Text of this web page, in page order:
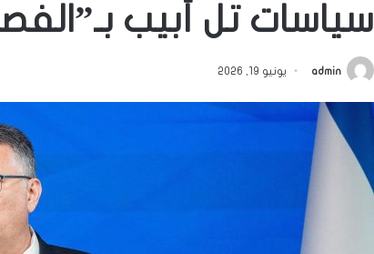
سياسات تل أبيب
admin يونيو 19, 2026